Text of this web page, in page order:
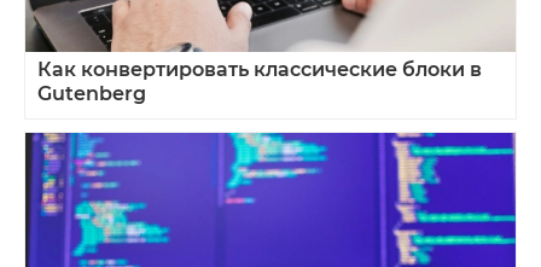
Как конвертировать классические блоки в
Gutenberg